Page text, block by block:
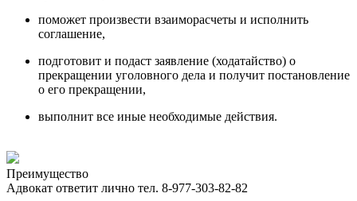
поможет произвести взаиморасчеты и исполнить
соглашение,
подготовит и подаст заявление (ходатайство) о
прекращении уголовного дела и получит постановление
о его прекращении,
выполнит все иные необходимые действия.
Преимущество
Адвокат ответит лично тел. 8-977-303-82-82